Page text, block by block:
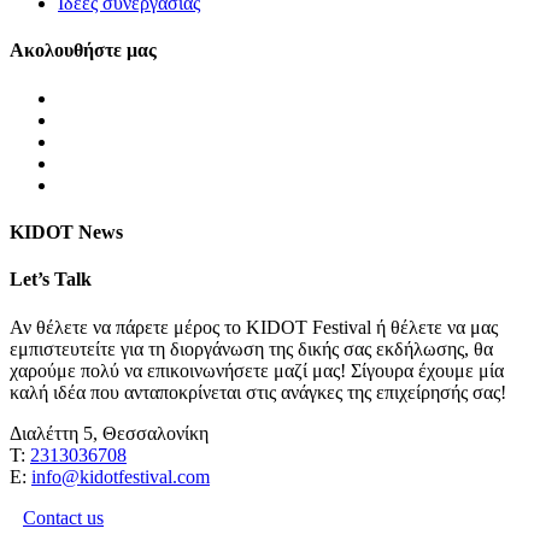
Ακολουθήστε μας
KIDOT News
Let’s Talk
Αν θέλετε να πάρετε μέρος το KIDOT Festival ή θέλετε να μας
εμπιστευτείτε για τη διοργάνωση της δικής σας εκδήλωσης, θα
χαρούμε πολύ να επικοινωνήσετε μαζί μας! Σίγουρα έχουμε μία
καλή ιδέα που ανταποκρίνεται στις ανάγκες της επιχείρησής σας!
Διαλέττη 5, Θεσσαλονίκη
Τ: 2313036708
Ε: info@kidotfestival.com
Contact us